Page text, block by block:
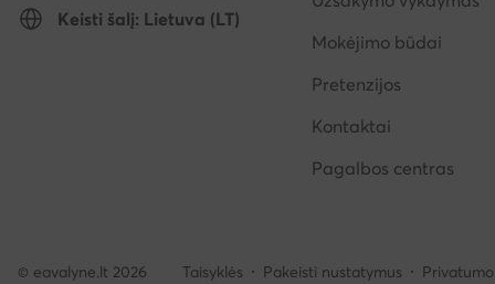
Keisti šalį: Lietuva (LT)
Mokėjimo būdai
Pretenzijos
Kontaktai
Pagalbos centras
© eavalyne.lt 2026 Taisyklės Pakeisti nustatymus